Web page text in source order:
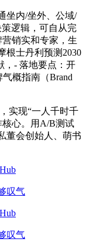
内/坐外、公域/
逻辑，可自从完
销实和专家，生
根士丹利预测2030
，- 落地要点：开
概指南（Brand
实现“一人千时千
核心。用A/B测试
董会创始人、萌书
叹气
叹气